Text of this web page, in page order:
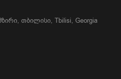
თბილისი, Tbilisi, Georgia